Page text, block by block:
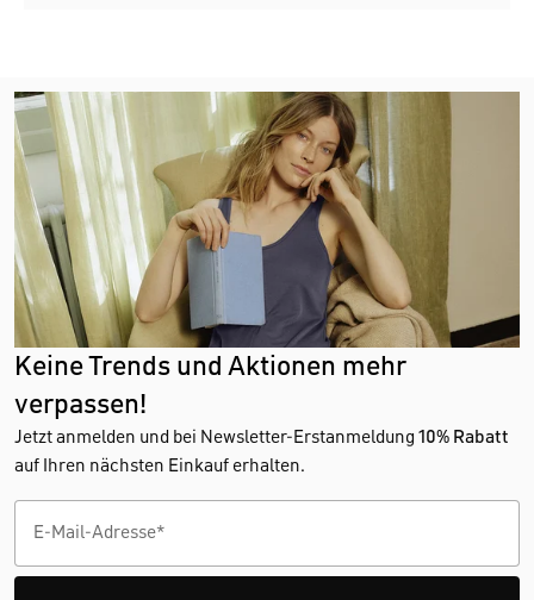
Keine Trends und Aktionen mehr
verpassen!
Jetzt anmelden und bei Newsletter-Erstanmeldung 10% Rabatt
auf Ihren nächsten Einkauf erhalten.